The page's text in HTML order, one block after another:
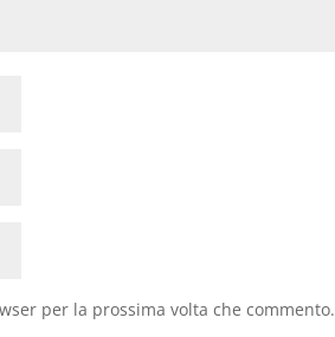
per la prossima volta che commento.